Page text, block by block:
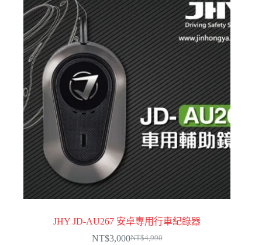
JHY JD-AU267 安卓專用行車紀錄器
NT$4,990
NT$3,000